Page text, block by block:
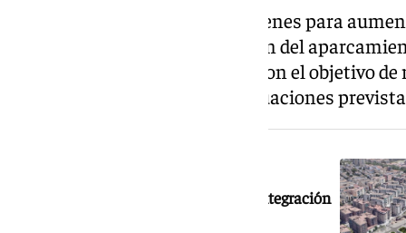
La ampliación de las vías y andenes para
estación, así como la renovación del
intercambiador de autobuses, con el objetivo
transporte son otras de las actuaciones
Granada da un nuevo paso para la integración